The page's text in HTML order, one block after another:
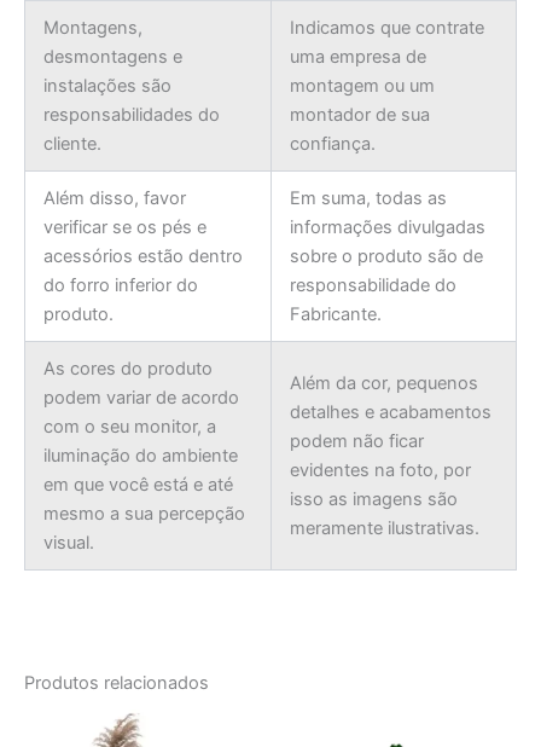
Montagens,
desmontagens e
instalações são
responsabilidades do
cliente.
Indicamos que contrate
uma empresa de
montagem ou um
montador de sua
confiança.
Além disso, favor
verificar se os pés e
acessórios estão dentro
do forro inferior do
produto.
Em suma, todas as
informações divulgadas
sobre o produto são de
responsabilidade do
Fabricante.
As cores do produto
podem variar de acordo
com o seu monitor, a
iluminação do ambiente
em que você está e até
mesmo a sua percepção
visual.
Além da cor, pequenos
detalhes e acabamentos
podem não ficar
evidentes na foto, por
isso as imagens são
meramente ilustrativas.
Produtos relacionados